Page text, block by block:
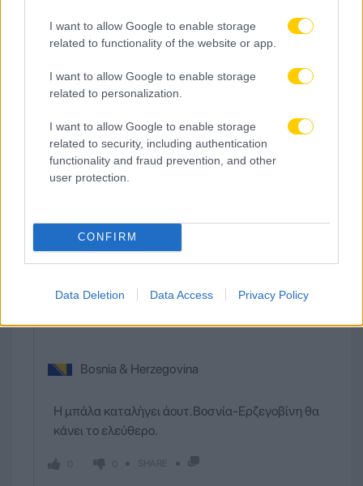
I want to allow Google to enable storage
related to functionality of the website or app.
I want to allow Google to enable storage
related to personalization.
I want to allow Google to enable storage
related to security, including authentication
functionality and fraud prevention, and other
user protection.
CONFIRM
Data Deletion Data Access Privacy Policy
MIDFIELDER
Οι παίχτες (Βοσνία-Ερζεγοβίνη) προωθούν τη
μπάλα. Ο Ιβάν Μπάσιτς βρίσκεται σε καλή θέση.
Σουτάρει...όμως η μπάλα καταλήγει άουτ.
Bosnia & Herzegovina
Η μπάλα καταλήγει άουτ.Βοσνία-Ερζεγοβίνη θα
κάνει το ελεύθερο.
SHARE